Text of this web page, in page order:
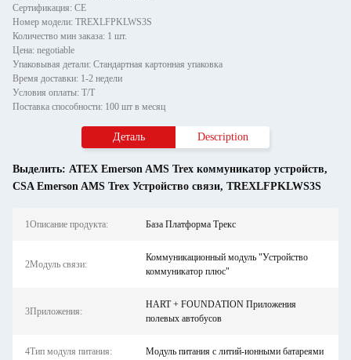
Сертификация: CE
Номер модели: TREXLFPKLWS3S
Количество мин заказа: 1 шт.
Цена: negotiable
Упаковывая детали: Стандартная картонная упаковка
Время доставки: 1-2 недели
Условия оплаты: Т/Т
Поставка способности: 100 шт в месяц
Деталь Description
Выделить: ATEX Emerson AMS Trex коммуникатор устройств,
CSA Emerson AMS Trex Устройство связи, TREXLFPKLWS3S
1Описание продукта: База Платформа Трекс
2Модуль связи:
Коммуникационный модуль "Устройство
коммуникатор плюс"
3Приложения:
HART + FOUNDATION Приложения
полевых автобусов
4Тип модуля питания: Модуль питания с литий-ионными батареями